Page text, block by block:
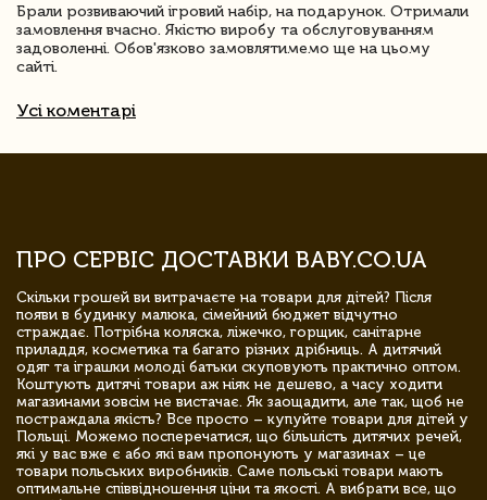
Брали розвиваючий ігровий набір, на подарунок. Отримали
замовлення вчасно. Якістю виробу та обслуговуванням
задоволенні. Обов'язково замовлятимемо ще на цьому
сайті.
Усі коментарі
ПРО СЕРВІС ДОСТАВКИ BABY.CO.UA
Скільки грошей ви витрачаєте на товари для дітей? Після
появи в будинку малюка, сімейний бюджет відчутно
страждає. Потрібна коляска, ліжечко, горщик, санітарне
приладдя, косметика та багато різних дрібниць. А дитячий
одяг та іграшки молоді батьки скуповують практично оптом.
Коштують дитячі товари аж ніяк не дешево, а часу ходити
магазинами зовсім не вистачає. Як заощадити, але так, щоб не
постраждала якість? Все просто – купуйте товари для дітей у
Польщі. Можемо посперечатися, що більшість дитячих речей,
які у вас вже є або які вам пропонують у магазинах – це
товари польських виробників. Саме польські товари мають
оптимальне співвідношення ціни та якості. А вибрати все, що